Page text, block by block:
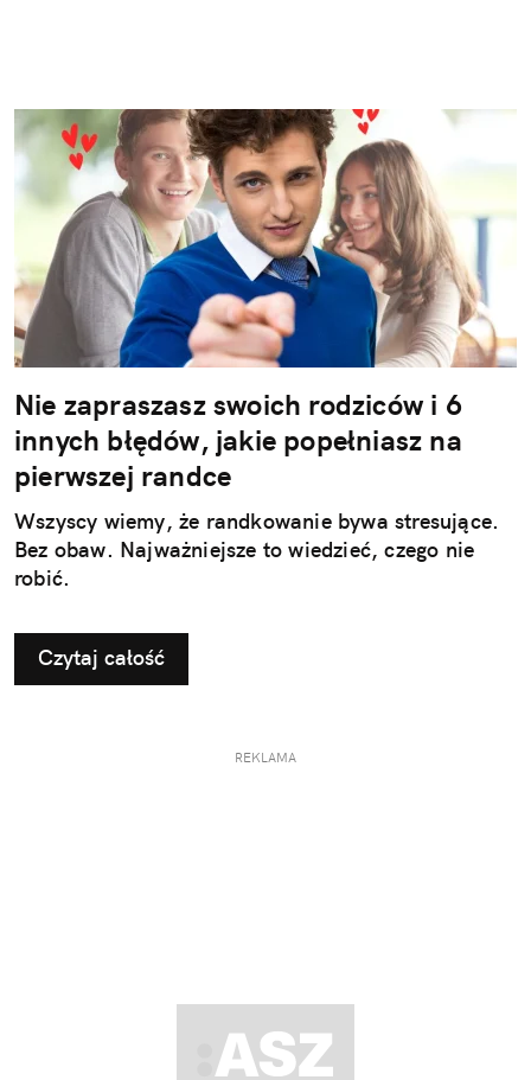
Nie zapraszasz swoich rodziców i 6
innych błędów, jakie popełniasz na
pierwszej randce
Wszyscy wiemy, że randkowanie bywa stresujące.
Bez obaw. Najważniejsze to wiedzieć, czego nie
robić.
Czytaj całość
REKLAMA